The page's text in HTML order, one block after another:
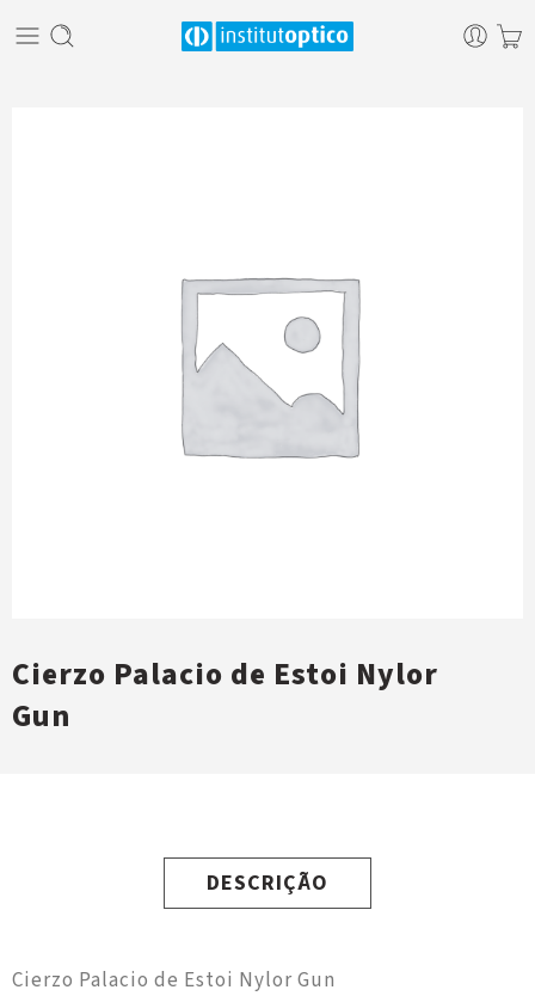
Cierzo Palacio de Estoi Nylor
Gun
DESCRIÇÃO
Cierzo Palacio de Estoi Nylor Gun